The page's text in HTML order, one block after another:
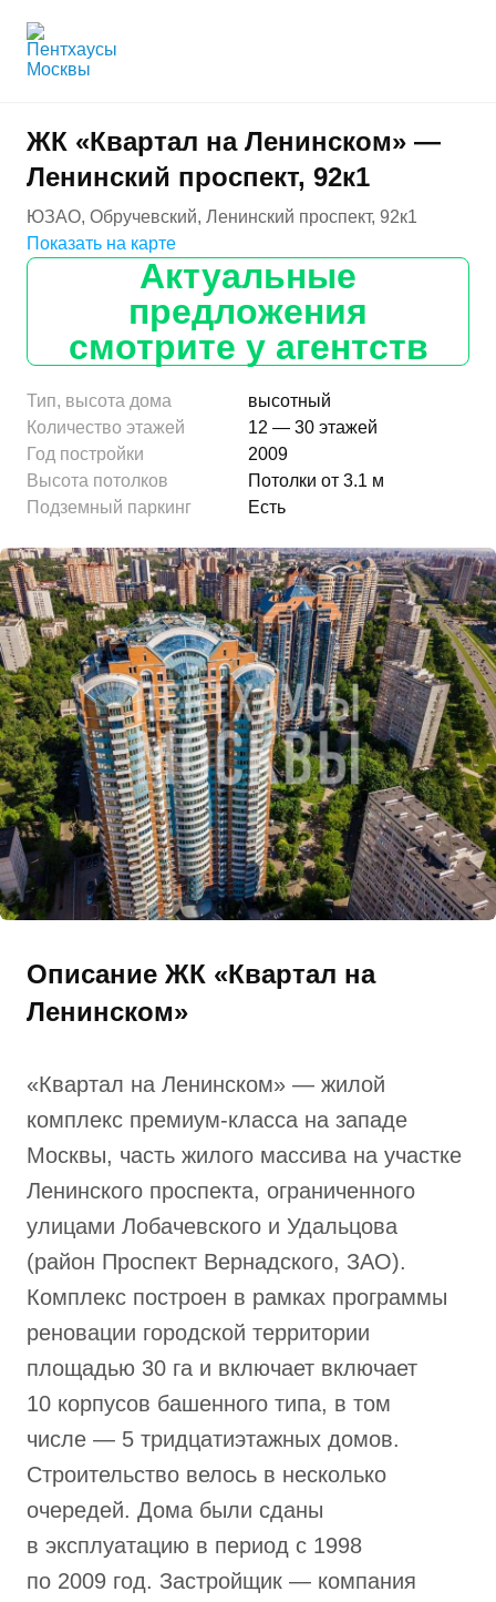
ЖК «Квартал на Ленинском» —
Ленинский проспект, 92к1
ЮЗАО, Обручевский, Ленинский проспект, 92к1
Показать на карте
Актуальные
предложения
смотрите у агентств
Тип, высота дома
высотный
Количество этажей
12 — 30 этажей
Год постройки
2009
Высота потолков
Потолки от 3.1 м
Подземный паркинг
Есть
Описание ЖК «Квартал на
Ленинском»
«Квартал на Ленинском» — жилой
комплекс премиум-класса на западе
Москвы, часть жилого массива на участке
Ленинского проспекта, ограниченного
улицами Лобачевского и Удальцова
(район Проспект Вернадского, ЗАО).
Комплекс построен в рамках программы
реновации городской территории
площадью 30 га и включает включает
10 корпусов башенного типа, в том
числе — 5 тридцатиэтажных домов.
Строительство велось в несколько
очередей. Дома были сданы
в эксплуатацию в период с 1998
по 2009 год. Застройщик — компания